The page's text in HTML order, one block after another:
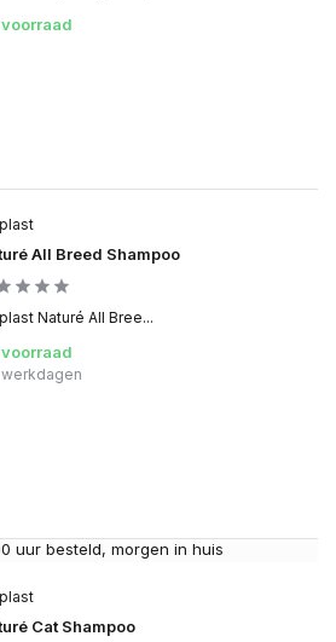
Cat Shampoo
uur besteld, morgen in huis
All Breed Shampoo
Naturé All Bree...
voorraad
werkdagen
voorraad